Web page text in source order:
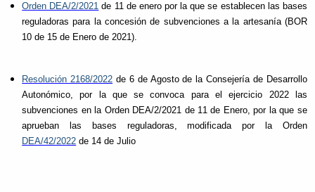
Orden DEA/2/2021 de 11 de enero por la que se establecen las bases
reguladoras para la concesión de subvenciones a la artesanía (BOR
10 de 15 de Enero de 2021).
Resolución 2168/2022 de 6 de Agosto de la Consejería de Desarrollo
Autonómico, por la que se convoca para el ejercicio 2022 las
subvenciones en la Orden DEA/2/2021 de 11 de Enero, por la que se
aprueban las bases reguladoras, modificada por la Orden
DEA/42/2022 de 14 de Julio